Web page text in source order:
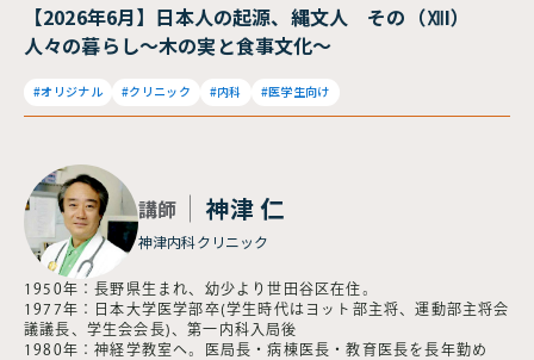
【2026年6月】日本人の起源、縄文人 その（ⅫI）
人々の暮らし〜木の実と食事文化〜
#オリジナル #クリニック #内科 #医学生向け
講師 神津 仁
神津内科クリニック
1950年：長野県生まれ、幼少より世田谷区在住。
1977年：日本大学医学部卒(学生時代はヨット部主将、運動部主将会
議議長、学生会会長)、第一内科入局後
1980年：神経学教室へ。医局長・病棟医長・教育医長を長年勤め